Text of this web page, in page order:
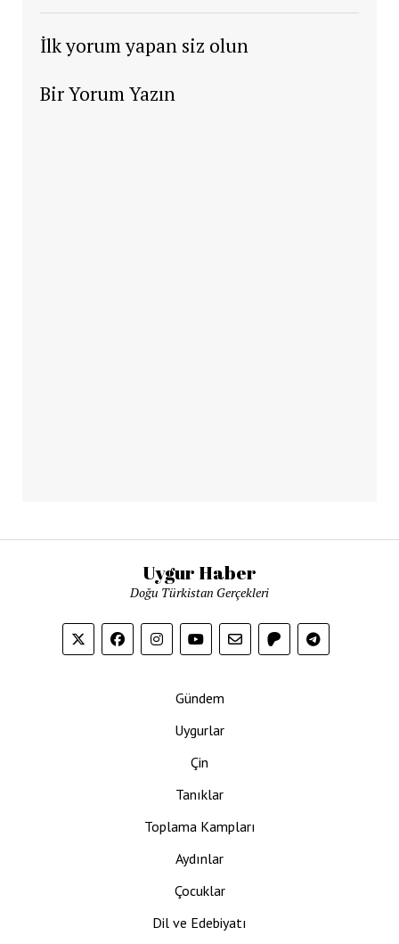
İlk yorum yapan siz olun
Bir Yorum Yazın
Uygur Haber
Doğu Türkistan Gerçekleri
Gündem
Uygurlar
Çin
Tanıklar
Toplama Kampları
Aydınlar
Çocuklar
Dil ve Edebiyatı